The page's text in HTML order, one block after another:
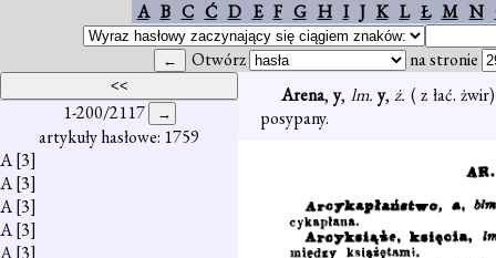
A B C Ć D E F G H I J K L Ł M N
Otwórz na stronie
1-200/2117
artykuły hasłowe: 1759
A[3]
A[3]
A[3]
A[3]
A[3]
Arena,y, lm. y,ż. ( z łać.
posypany.